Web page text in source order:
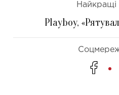
Найкращі
Playboy,